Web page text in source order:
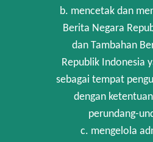
b. mencetak dan
Berita Negara
dan Tambahan
Republik Indonesia
sebagai tempat
dengan
perundang-
c. mengelola